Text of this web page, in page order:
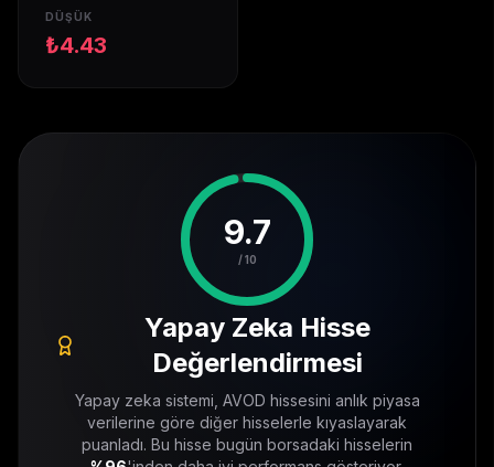
DÜŞÜK
₺4.43
9.7
/ 10
Yapay Zeka Hisse
Değerlendirmesi
Yapay zeka sistemi, AVOD hissesini anlık piyasa
verilerine göre diğer hisselerle kıyaslayarak
puanladı. Bu hisse bugün borsadaki hisselerin